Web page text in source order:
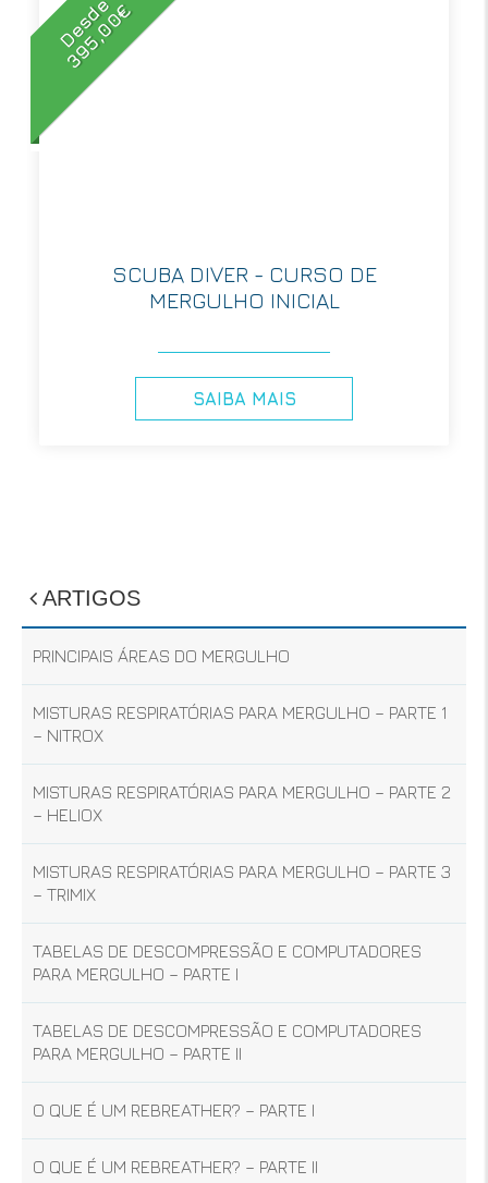
ARTIGOS
PRINCIPAIS ÁREAS DO MERGULHO
MISTURAS RESPIRATÓRIAS PARA MERGULHO – PARTE 1
– NITROX
MISTURAS RESPIRATÓRIAS PARA MERGULHO – PARTE 2
– HELIOX
MISTURAS RESPIRATÓRIAS PARA MERGULHO – PARTE 3
– TRIMIX
TABELAS DE DESCOMPRESSÃO E COMPUTADORES
PARA MERGULHO – PARTE I
TABELAS DE DESCOMPRESSÃO E COMPUTADORES
PARA MERGULHO – PARTE II
O QUE É UM REBREATHER? – PARTE I
O QUE É UM REBREATHER? – PARTE II
Desde
395,00€
SCUBA DIVER - CURSO DE
MERGULHO INICIAL
SAIBA MAIS